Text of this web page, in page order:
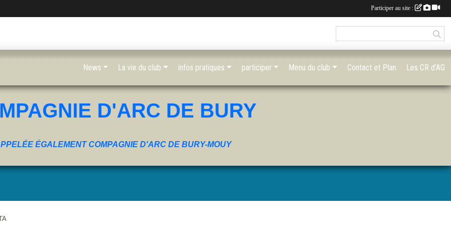
D'ARC DE BURY
ÉGALEMENT COMPAGNIE D'ARC DE BURY-MOUY
News La vie du club infos pratiques participer Menu du club Contact et Plan Les CR d'AG
Participer au site :